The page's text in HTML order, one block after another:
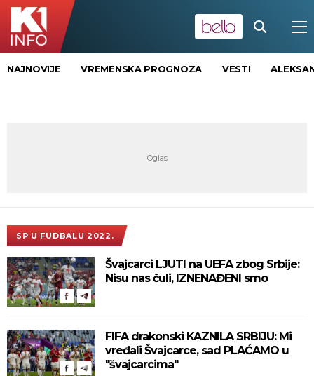
NAJNOVIJE VREMENSKA PROGNOZA VESTI
SP U FUDBALU 2022.
Švajcarci LJUTI na UEFA zbog Srbije:
Nisu nas čuli, IZNENAĐENI smo
FIFA drakonski KAZNILA SRBIJU: Mi
vređali Švajcarce, sad PLAĆAMO u
"švajcarcima"